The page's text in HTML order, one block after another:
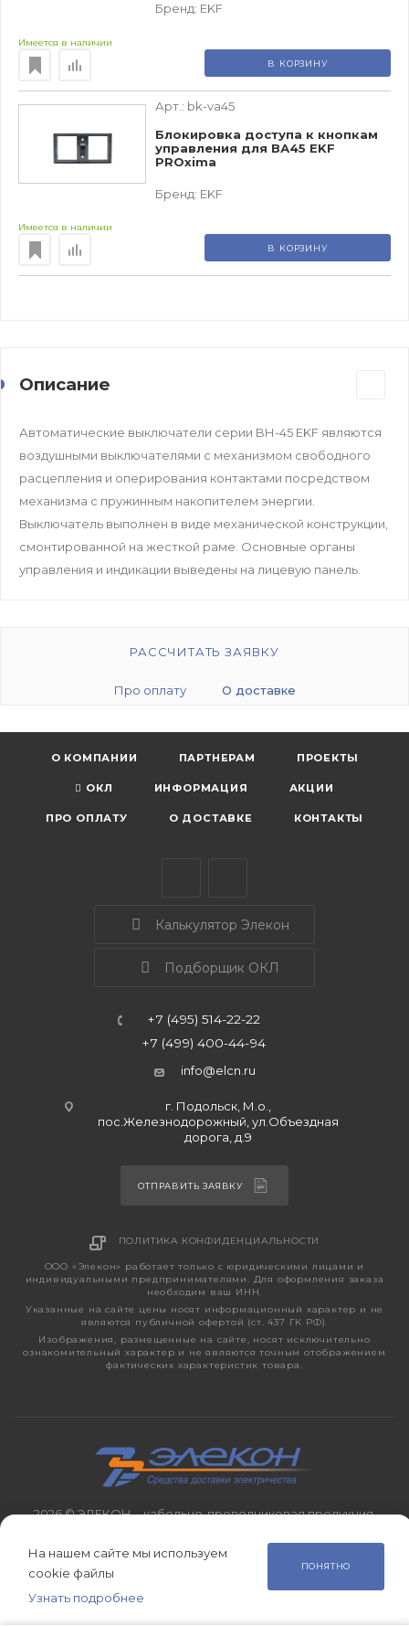
Бренд: EKF
Имеется в наличии
В КОРЗИНУ
Арт.: bk-va45
Блокировка доступа к кнопкам
управления для ВА45 EKF
PROxima
Бренд: EKF
Имеется в наличии
В КОРЗИНУ
Описание
Автоматические выключатели серии BН-45 EKF являются
воздушными выключателями с механизмом свободного
расцепления и оперирования контактами посредством
механизма с пружинным накопителем энергии.
Выключатель выполнен в виде механической конструкции,
смонтированной на жесткой раме. Основные органы
управления и индикации выведены на лицевую панель.
РАССЧИТАТЬ ЗАЯВКУ
Про оплату О доставке
О КОМПАНИИ ПАРТНЕРАМ ПРОЕКТЫ
ОКЛ ИНФОРМАЦИЯ АКЦИИ
ПРО ОПЛАТУ О ДОСТАВКЕ КОНТАКТЫ
Калькулятор Элекон
Подборщик ОКЛ
+7 (495) 514-22-22
+7 (499) 400-44-94
info@elcn.ru
г. Подольск, М.о.,
пос.Железнодорожный, ул.Объездная
дорога, д.9
ОТПРАВИТЬ ЗАЯВКУ
ПОЛИТИКА КОНФИДЕНЦИАЛЬНОСТИ
ООО «Элекон» работает только с юридическими лицами и
индивидуальными предпринимателями. Для оформления заказа
необходим ваш ИНН.
Указанные на сайте цены носят информационный характер и не
являются публичной офертой (ст. 437 ГК РФ).
Изображения, размещенные на сайте, носят исключительно
ознакомительный характер и не являются точным отображением
фактических характеристик товара.
2026 © ЭЛЕКОН – кабельно-проводниковая продукция,
На нашем сайте мы используем
cookie файлы
Узнать подробнее
ПОНЯТНО